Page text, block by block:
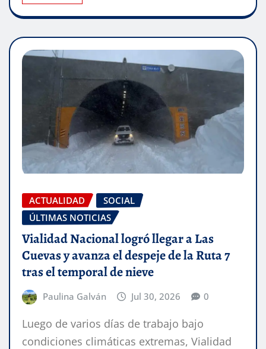
ACTUALIDAD
SOCIAL
ÚLTIMAS NOTICIAS
Vialidad Nacional logró llegar a Las
Cuevas y avanza el despeje de la Ruta 7
tras el temporal de nieve
Paulina Galván Jul 30, 2026 0
Luego de varios días de trabajo bajo
condiciones climáticas extremas, Vialidad